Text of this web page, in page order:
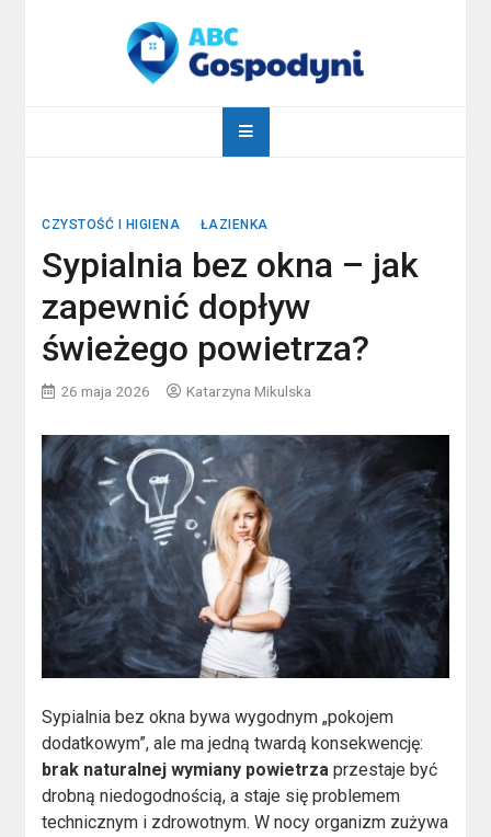
abcgospodyni.pl
CZYSTOŚĆ I HIGIENA ŁAZIENKA
Sypialnia bez okna – jak
zapewnić dopływ
świeżego powietrza?
26 maja 2026 Katarzyna Mikulska
Sypialnia bez okna bywa wygodnym „pokojem
dodatkowym”, ale ma jedną twardą konsekwencję:
brak naturalnej wymiany powietrza przestaje być
drobną niedogodnością, a staje się problemem
technicznym i zdrowotnym. W nocy organizm zużywa